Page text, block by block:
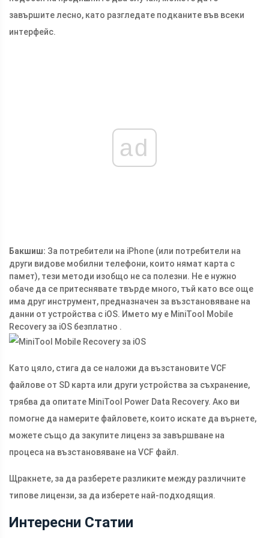
завършите лесно, като разгледате подканите във всеки
интерфейс.
ad
Бакшиш: За потребители на iPhone (или потребители на
други видове мобилни телефони, които нямат карта с
памет), тези методи изобщо не са полезни. Не е нужно
обаче да се притеснявате твърде много, тъй като все още
има друг инструмент, предназначен за възстановяване на
данни от устройства с iOS. Името му е MiniTool Mobile
Recovery за iOS безплатно .
Като цяло, стига да се наложи да възстановите VCF
файлове от SD карта или други устройства за съхранение,
трябва да опитате MiniTool Power Data Recovery. Ако ви
помогне да намерите файловете, които искате да върнете,
можете също да закупите лиценз за завършване на
процеса на възстановяване на VCF файл.
Щракнете, за да разберете разликите между различните
типове лицензи, за да изберете най-подходящия.
Интересни Статии